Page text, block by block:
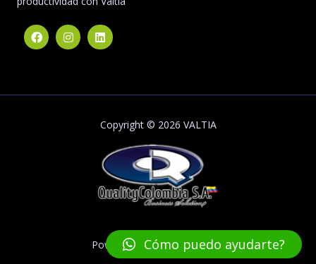
Copyright © 2026 VALTIA
Powered by QualityColombia
Cómo puedo ayudarte?